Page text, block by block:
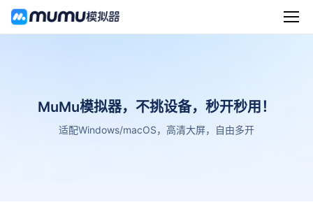
MuMu模拟器，不挑设备，秒开秒用！
适配Windows/macOS，高清大屏，自由多开